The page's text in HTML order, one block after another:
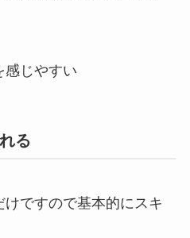
感じやすい
る
ですので基本的にスキ